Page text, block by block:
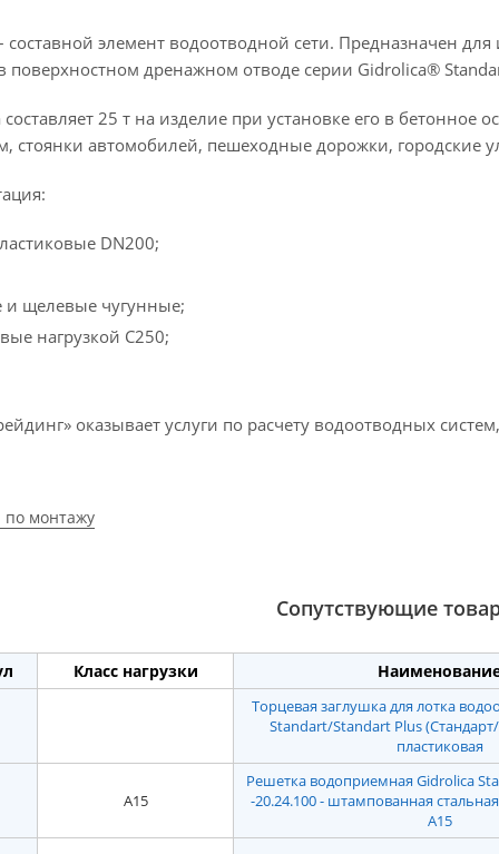
составной элемент водоотводной сети. Предназначен
поверхностном дренажном отводе серии Gidrolica®
составляет 25 т на изделие при установке его в
стоянки автомобилей, пешеходные дорожки, городские
DN200;
и щелевые чугунные;
нагрузкой С250;
оказывает услуги по расчету водоотводных
монтажу
Сопутствующие
Класс нагрузки
Торцевая заглушка для лотка
Standart/Standart Plus
пластиковая
A15
Решетка водоприемная Gidrolica
-20.24.100 - штампованная
А15